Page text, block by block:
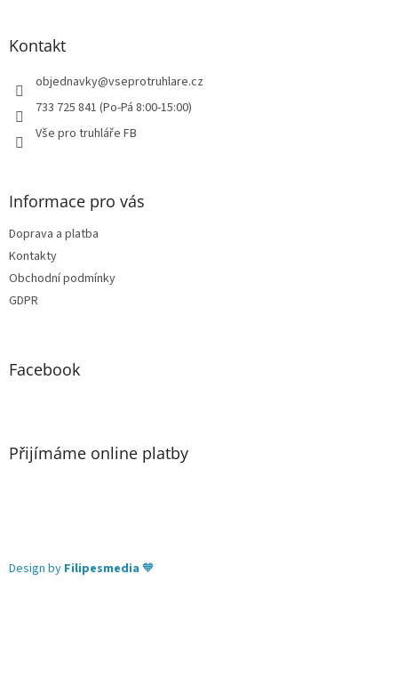
Kontakt
objednavky@vseprotruhlare.cz
733 725 841 (Po-Pá 8:00-15:00)
Vše pro truhláře FB
Informace pro vás
Doprava a platba
Kontakty
Obchodní podmínky
GDPR
Facebook
Přijímáme online platby
Design by Filipesmedia 🧡